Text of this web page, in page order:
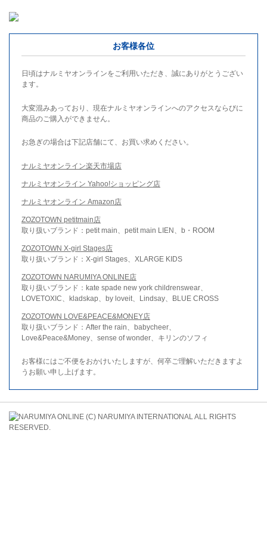
お客様各位
日頃はナルミヤオンラインをご利用いただき、誠にありがとうござい
ます。
大変混みあっており、現在ナルミヤオンラインへのアクセスならびに
商品のご購入ができません。
お急ぎの場合は下記店舗にて、お買い求めください。
ナルミヤオンライン楽天市場店
ナルミヤオンライン Yahoo!ショッピング店
ナルミヤオンライン Amazon店
ZOZOTOWN petitmain店
取り扱いブランド：petit main、petit main LIEN、b・ROOM
ZOZOTOWN X-girl Stages店
取り扱いブランド：X-girl Stages、XLARGE KIDS
ZOZOTOWN NARUMIYA ONLINE店
取り扱いブランド：kate spade new york childrenswear、
LOVETOXIC、kladskap、by loveit、Lindsay、BLUE CROSS
ZOZOTOWN LOVE&PEACE&MONEY店
取り扱いブランド：After the rain、babycheer、
Love&Peace&Money、sense of wonder、キリンのソフィ
お客様にはご不便をおかけいたしますが、何卒ご理解いただきますよ
うお願い申し上げます。